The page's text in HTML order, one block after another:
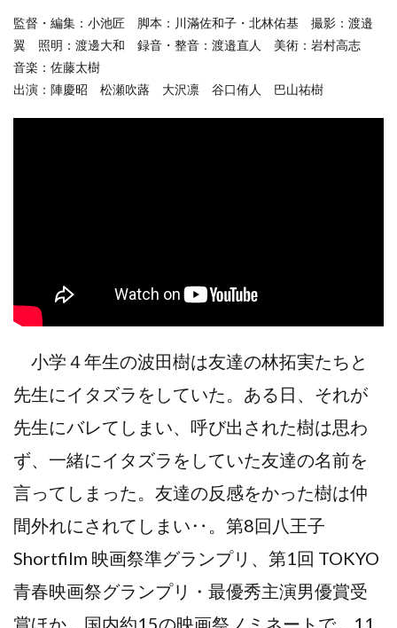
監督・編集：小池匠 脚本：川滿佐和子・北林佑基 撮影：渡邉
翼 照明：渡邊大和 録音・整音：渡邉直人 美術：岩村高志
音楽：佐藤太樹
出演：陣慶昭 松瀬吹蕗 大沢凛 谷口侑人 巴山祐樹
小学４年生の波田樹は友達の林拓実たちと
先生にイタズラをしていた。ある日、それが
先生にバレてしまい、呼び出された樹は思わ
ず、一緒にイタズラをしていた友達の名前を
言ってしまった。友達の反感をかった樹は仲
間外れにされてしまい‥。第8回⼋王⼦
Shortfilm 映画祭準グランプリ、第1回 TOKYO
⻘春映画祭グランプリ・最優秀主演男優賞受
賞ほか、国内約15の映画祭ノミネートで、11